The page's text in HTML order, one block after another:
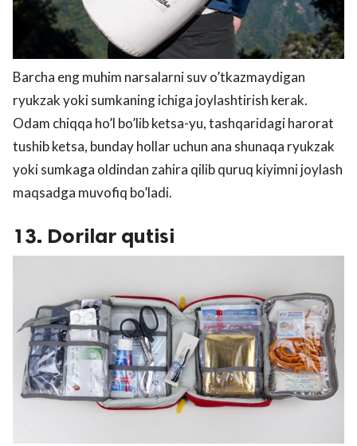
Barcha eng muhim narsalarni suv o’tkazmaydigan
ryukzak yoki sumkaning ichiga joylashtirish kerak.
Odam chiqqa ho’l bo’lib ketsa-yu, tashqaridagi harorat
tushib ketsa, bunday hollar uchun ana shunaqa ryukzak
yoki sumkaga oldindan zahira qilib quruq kiyimni joylash
maqsadga muvofiq bo’ladi.
13. Dorilar qutisi